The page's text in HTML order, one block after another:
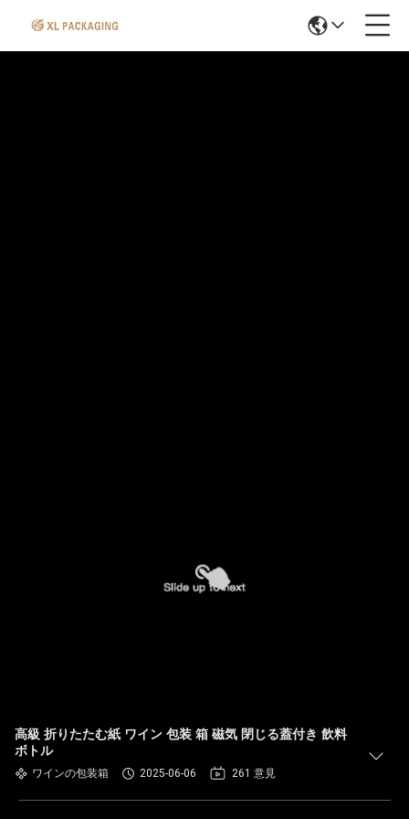
高級 折りたたむ紙 ワイン 包装 箱 磁気 閉じる蓋付き 飲料
ボトル
ワインの包装箱 2025-06-06 261 意見